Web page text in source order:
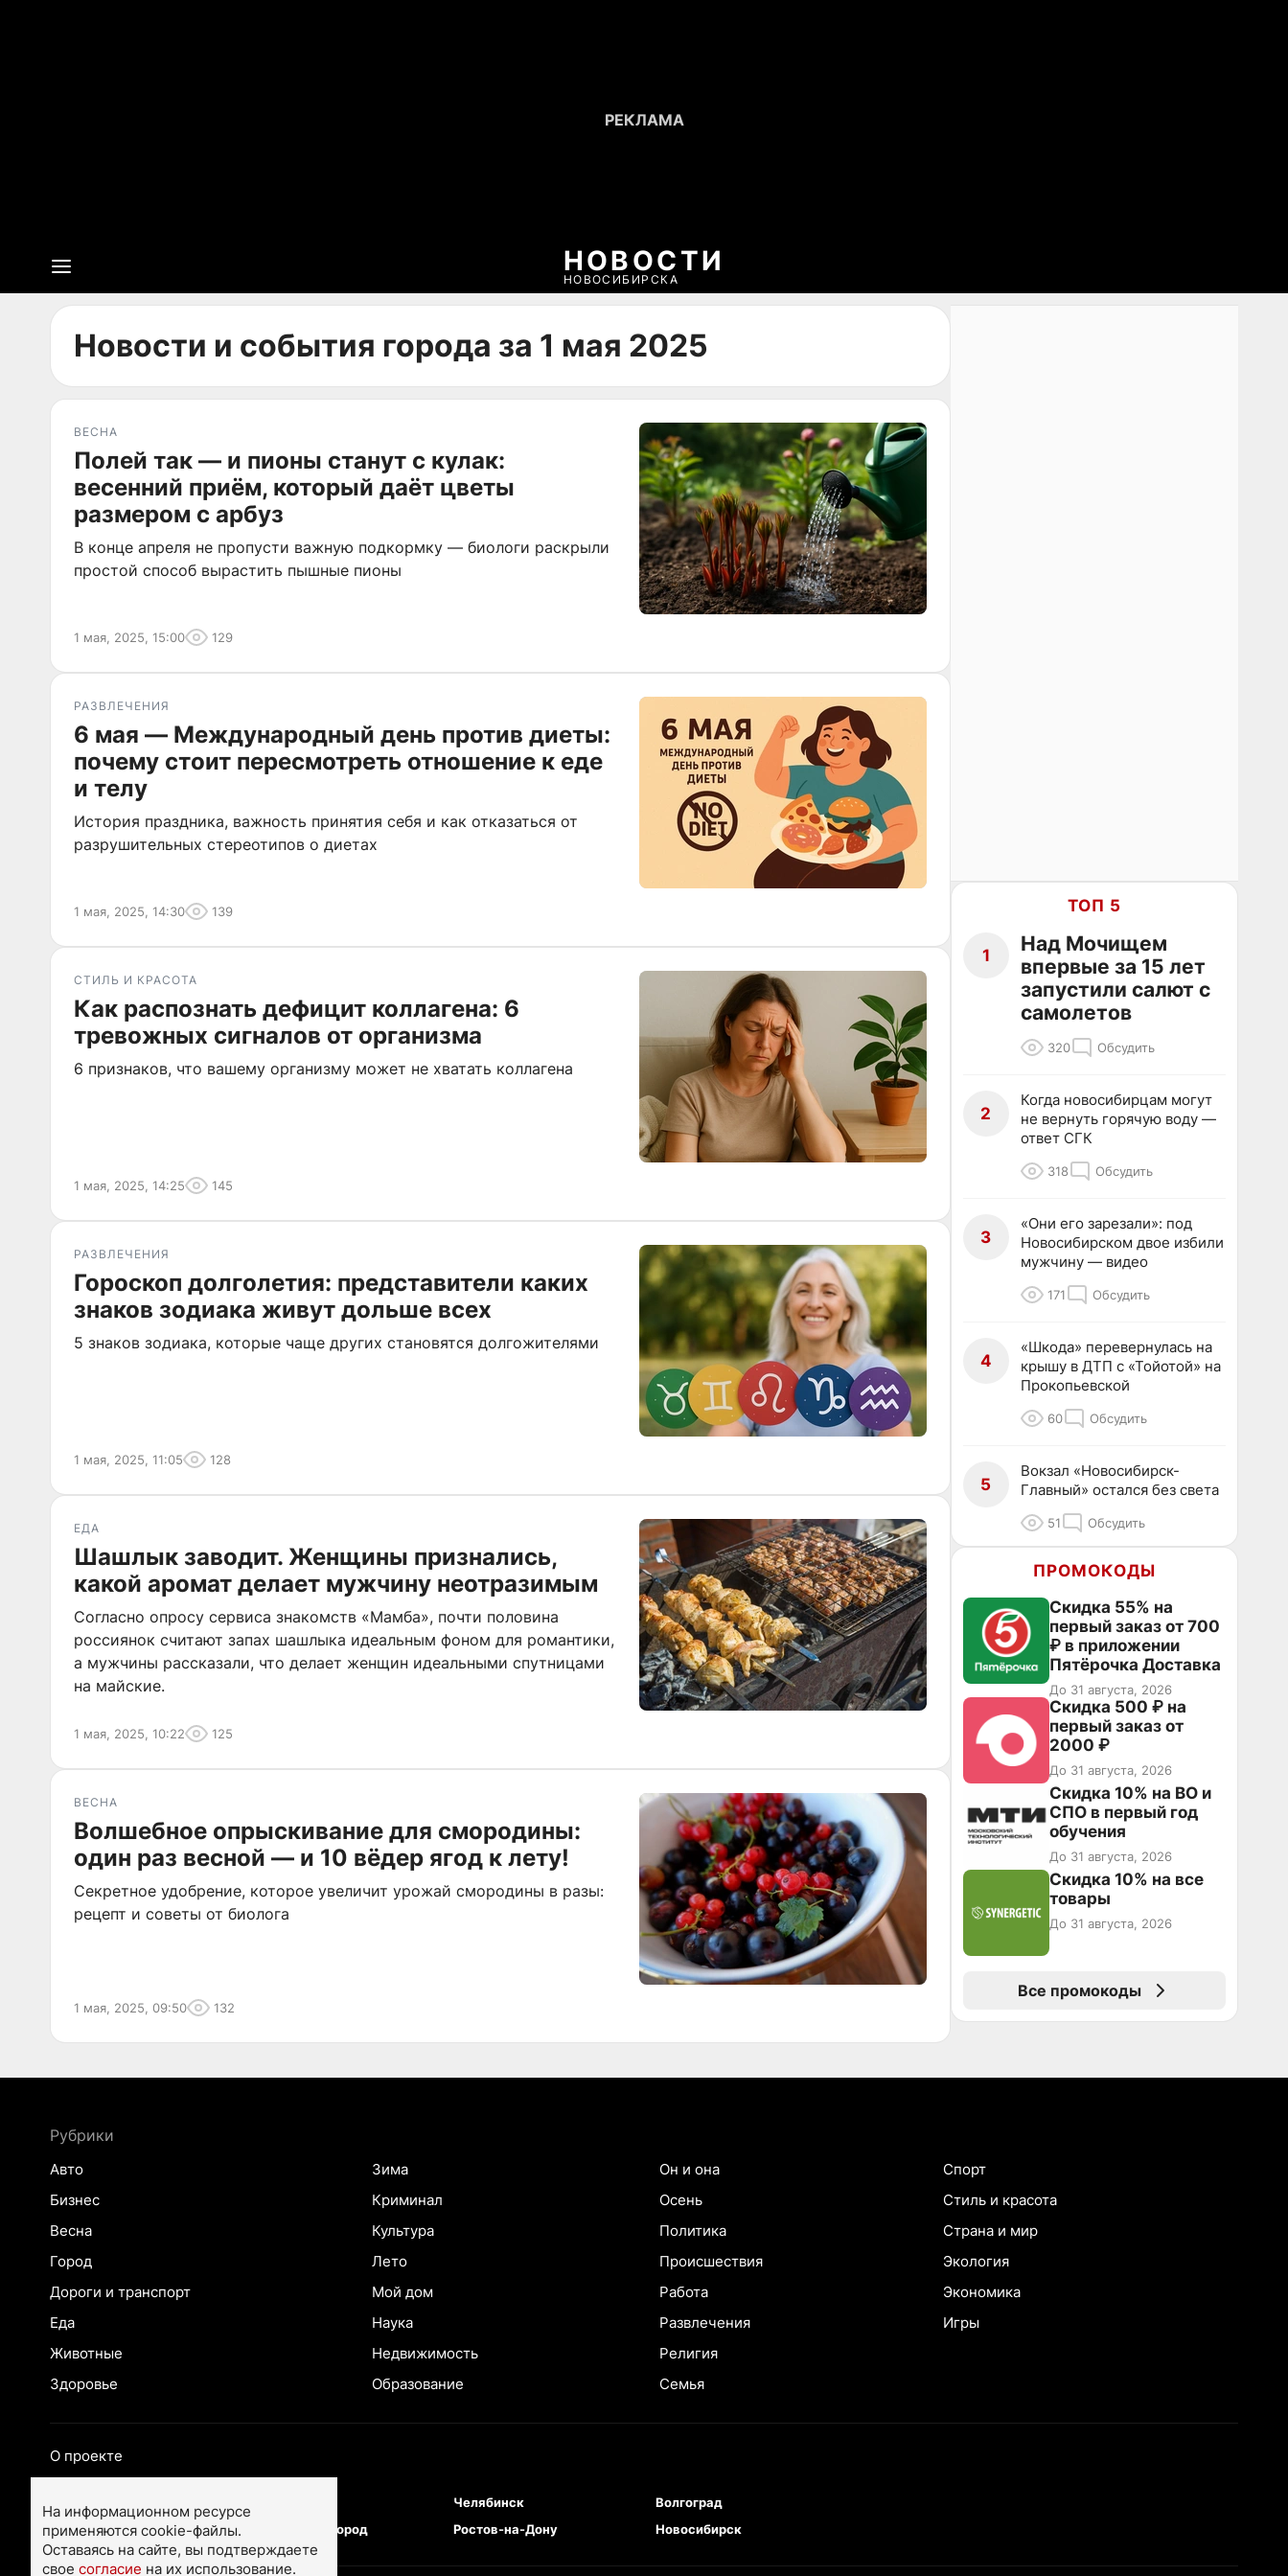
НОВОСТИ
НОВОСИБИРСКА
Новости и события города за 1 мая 2025
ВЕСНА
Полей так — и пионы станут с кулак:
весенний приём, который даёт цветы
размером с арбуз
В конце апреля не пропусти важную подкормку — биологи раскрыли
простой способ вырастить пышные пионы
1 мая, 2025, 15:00 129
РАЗВЛЕЧЕНИЯ
6 мая — Международный день против диеты:
почему стоит пересмотреть отношение к еде
и телу
История праздника, важность принятия себя и как отказаться от
разрушительных стереотипов о диетах
1 мая, 2025, 14:30 139
СТИЛЬ И КРАСОТА
Как распознать дефицит коллагена: 6
тревожных сигналов от организма
6 признаков, что вашему организму может не хватать коллагена
1 мая, 2025, 14:25 145
РАЗВЛЕЧЕНИЯ
Гороскоп долголетия: представители каких
знаков зодиака живут дольше всех
5 знаков зодиака, которые чаще других становятся долгожителями
1 мая, 2025, 11:05 128
ЕДА
Шашлык заводит. Женщины признались,
какой аромат делает мужчину неотразимым
Согласно опросу сервиса знакомств «Мамба», почти половина
россиянок считают запах шашлыка идеальным фоном для романтики,
а мужчины рассказали, что делает женщин идеальными спутницами
на майские.
1 мая, 2025, 10:22 125
ВЕСНА
Волшебное опрыскивание для смородины:
один раз весной — и 10 вёдер ягод к лету!
Секретное удобрение, которое увеличит урожай смородины в разы:
рецепт и советы от биолога
1 мая, 2025, 09:50 132
ТОП 5
1
Над Мочищем
впервые за 15 лет
запустили салют с
самолетов
320 Обсудить
2
Когда новосибирцам могут
не вернуть горячую воду —
ответ СГК
318 Обсудить
3
«Они его зарезали»: под
Новосибирском двое избили
мужчину — видео
171 Обсудить
4
«Шкода» перевернулась на
крышу в ДТП с «Тойотой» на
Прокопьевской
60 Обсудить
5
Вокзал «Новосибирск-
Главный» остался без света
51 Обсудить
ПРОМОКОДЫ
Скидка 55% на
первый заказ от 700
₽ в приложении
Пятёрочка Доставка
До 31 августа, 2026
Скидка 500 ₽ на
первый заказ от
2000 ₽
До 31 августа, 2026
Скидка 10% на ВО и
СПО в первый год
обучения
До 31 августа, 2026
Скидка 10% на все
товары
До 31 августа, 2026
Все промокоды
Рубрики
Авто
Бизнес
Весна
Город
Дороги и транспорт
Еда
Животные
Здоровье
Зима
Криминал
Культура
Лето
Мой дом
Наука
Недвижимость
Образование
Он и она
Осень
Политика
Происшествия
Работа
Развлечения
Религия
Семья
Спорт
Стиль и красота
Страна и мир
Экология
Экономика
Игры
О проекте
Тюмень
Нижний Новгород
Челябинск
Ростов-на-Дону
Волгоград
Новосибирск
На информационном ресурсе
применяются cookie-файлы.
Оставаясь на сайте, вы подтверждаете
свое согласие на их использование.